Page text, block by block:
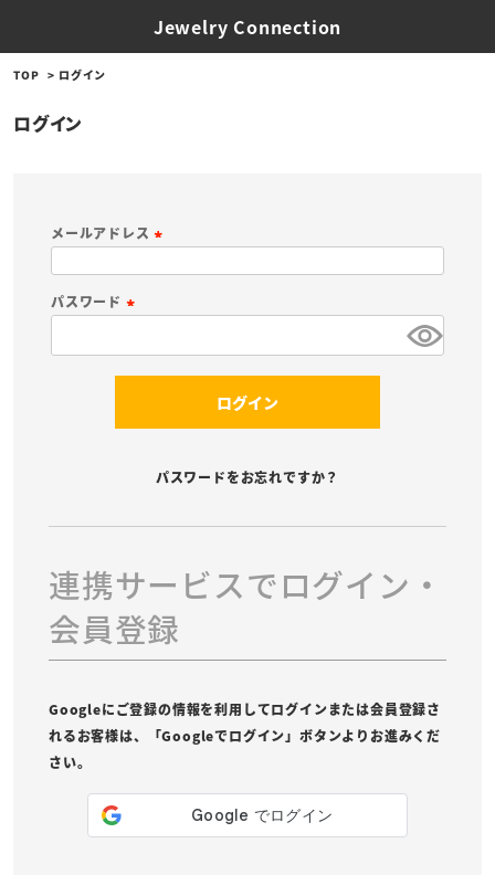
Jewelry Connection
TOP ログイン
ログイン
メールアドレス
須
パスワード
ログイン
パスワードをお忘れですか？
連携サービスでログイン・
会員登録
Googleにご登録の情報を利用してログインまたは会員登録さ
れるお客様は、「Googleでログイン」ボタンよりお進みくだ
さい。